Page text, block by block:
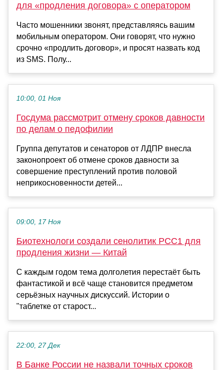
для «продления договора» с оператором
Часто мошенники звонят, представляясь вашим
мобильным оператором. Они говорят, что нужно
срочно «продлить договор», и просят назвать код
из SMS. Полу...
10:00, 01 Ноя
Госдума рассмотрит отмену сроков давности
по делам о педофилии
Группа депутатов и сенаторов от ЛДПР внесла
законопроект об отмене сроков давности за
совершение преступлений против половой
неприкосновенности детей...
09:00, 17 Ноя
Биотехнологи создали сенолитик PCC1 для
продления жизни — Китай
С каждым годом тема долголетия перестаёт быть
фантастикой и всё чаще становится предметом
серьёзных научных дискуссий. Истории о
"таблетке от старост...
22:00, 27 Дек
В Банке России не назвали точных сроков